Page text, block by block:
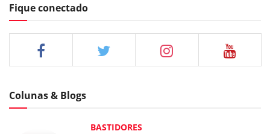
Fique conectado
Colunas & Blogs
BASTIDORES